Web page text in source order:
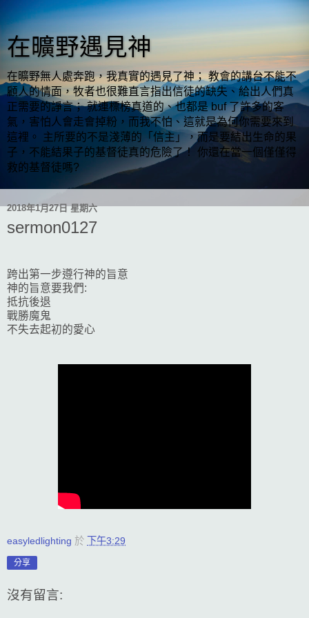
在曠野遇見神
在曠野無人處奔跑，我真實的遇見了神； 教會的講台不能不
顧人的情面，牧者也很難直言指出信徒的缺失、給出人們真
正需要的諍言； 就連標榜真道的、也都是 buf 了許多的客
氣，害怕人會走會掉粉，而我不怕、這就是為何你需要來到
這裡。 主所要的不是淺薄的「信主」，而是要結出生命的果
子，不能結果子的基督徒真的危險了！ 你還在當一個僅僅得
救的基督徒嗎?
2018年1月27日 星期六
sermon0127
跨出第一步遵行神的旨意
神的旨意要我們:
抵抗後退
戰勝魔鬼
不失去起初的愛心
easyledlighting 於 下午3:29
分享
沒有留言: